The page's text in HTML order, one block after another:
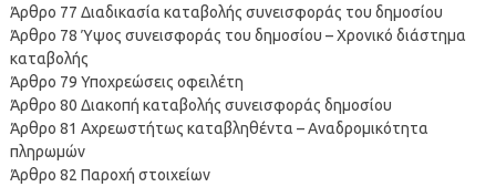
Άρθρο 77 Διαδικασία καταβολής συνεισφοράς του δημοσίου
Άρθρο 78 Ύψος συνεισφοράς του δημοσίου – Χρονικό διάστημα
καταβολής
Άρθρο 79 Υποχρεώσεις οφειλέτη
Άρθρο 80 Διακοπή καταβολής συνεισφοράς δημοσίου
Άρθρο 81 Αχρεωστήτως καταβληθέντα – Αναδρομικότητα
πληρωμών
Άρθρο 82 Παροχή στοιχείων